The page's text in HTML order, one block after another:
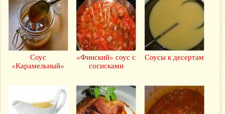
Соус
«Карамельный»
«Финский» соус с
сосисками
Соусы к десертам